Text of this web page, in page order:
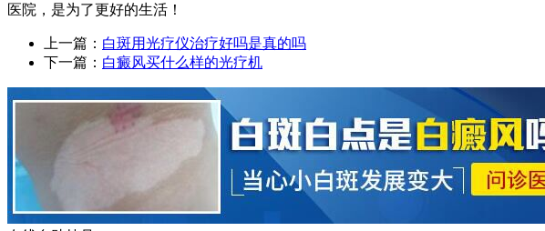
医院，是为了更好的生活！
上一篇： 白斑用光疗仪治疗好吗是真的吗
下一篇： 白癜风买什么样的光疗机